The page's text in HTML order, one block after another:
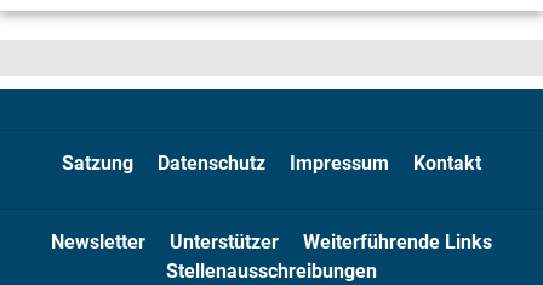
Satzung Datenschutz Impressum Kontakt
Newsletter Unterstützer
Weiterführende Links
Stellenausschreibungen